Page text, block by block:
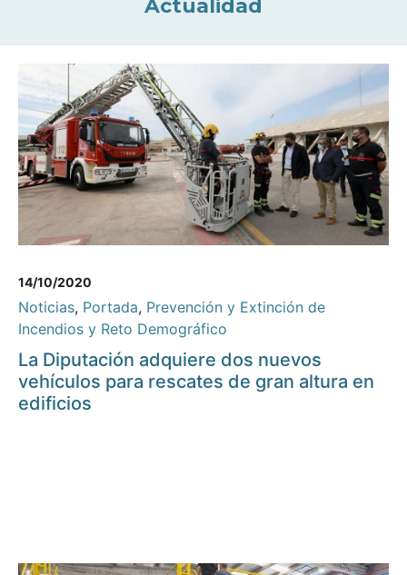
Actualidad
14/10/2020
Noticias, Portada, Prevención y Extinción de
Incendios y Reto Demográfico
La Diputación adquiere dos nuevos
vehículos para rescates de gran altura en
edificios